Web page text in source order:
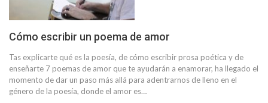
Cómo escribir un poema de amor
Tas explicarte qué es la poesía, de cómo escribir prosa poética y de
enseñarte 7 poemas de amor que te ayudarán a enamorar, ha llegado el
momento de dar un paso más allá para adentrarnos de lleno en el
género de la poesía, donde el amor es…